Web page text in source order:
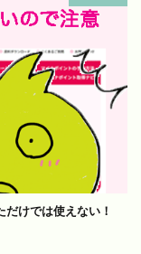
けでは使えない！